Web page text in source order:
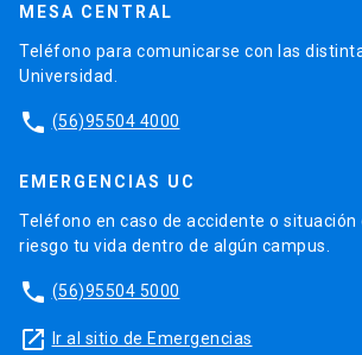
MESA CENTRAL
Teléfono para comunicarse con las
Universidad.
phone (56)95504 4000
EMERGENCIAS UC
Teléfono en caso de accidente o situación
riesgo tu vida dentro de algún campus.
phone (56)95504 5000
launch Ir al sitio de Emergencias